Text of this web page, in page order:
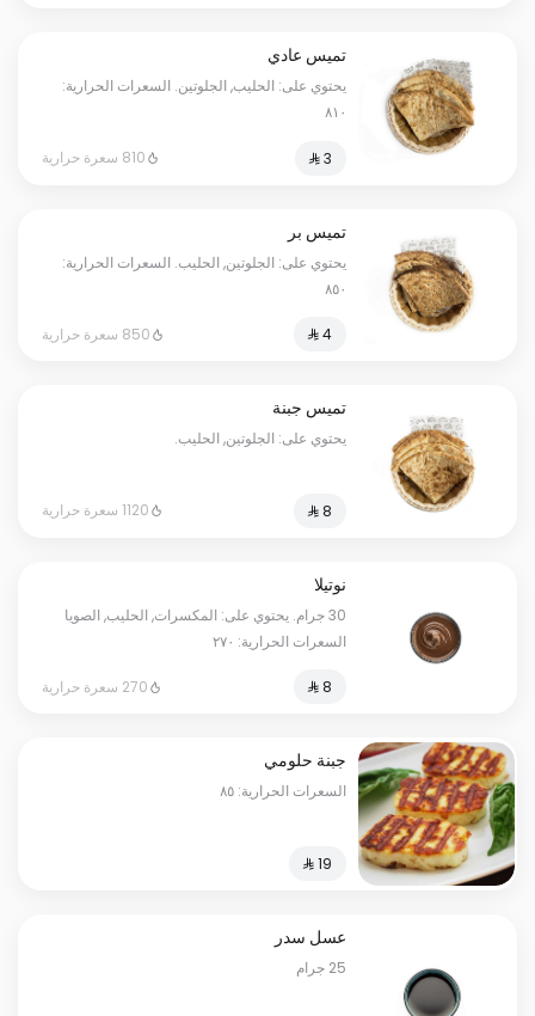
تميس عادي
يحتوي على: الحليب, الجلوتين. السعرات الحرارية:
٨١٠
810 سعرة حرارية
تميس بر
يحتوي على: الجلوتين, الحليب. السعرات الحرارية:
٨٥٠
⁨⁦‪‬ 4⁩ 850 سعرة حرارية
تميس جبنة
يحتوي على: الجلوتين, الحليب.
1120 سعرة حرارية
نوتيلا
30 جرام. يحتوي على: المكسرات, الحليب, الصويا
السعرات الحرارية: ٢٧٠
270 سعرة حرارية
جبنة حلومي
السعرات الحرارية: ٨٥
عسل سدر
25 جرام